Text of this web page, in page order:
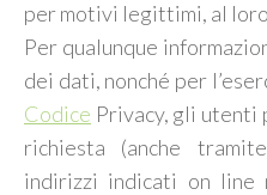
per motivi legittimi, al
Per qualunque
dei dati, nonché per
Codice Privacy, gli utenti
richiesta (anche
indirizzi indicati on line